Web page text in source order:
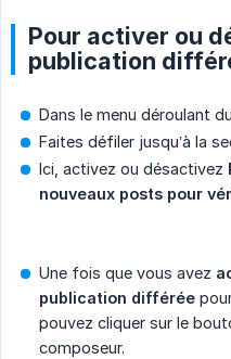
Pour activer ou
publication
Dans le menu déroulant
Faites défiler jusqu’à la
Ici, activez ou désactivez
nouveaux posts pour
Une fois que vous avez
publication différée
pouvez cliquer sur le
composeur.